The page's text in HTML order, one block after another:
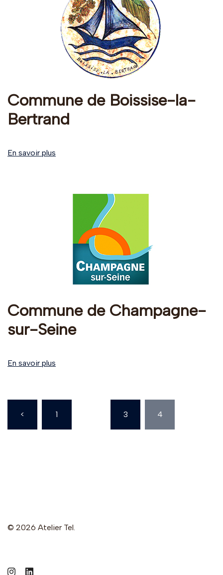
Commune de Boissise-la-
Bertrand
En savoir plus
Commune de Champagne-
sur-Seine
En savoir plus
des
publications
< 1 3 4
© 2026 Atelier Tel.